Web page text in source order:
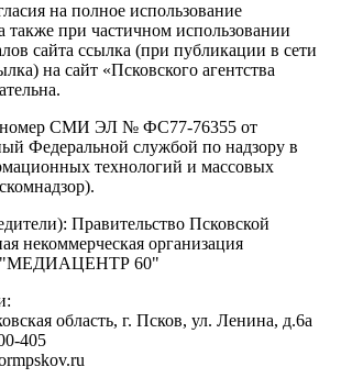
на полное использование
также при частичном использовании
сайта ссылка (при публикации в сети
на сайт «Псковского агентства
номер СМИ ЭЛ № ФС77-76355 от
Федеральной службой по надзору в
технологий и массовых
Правительство Псковской
некоммерческая организация
"МЕДИАЦЕНТР 60"
область, г. Псков, ул. Ленина, д.6а
405